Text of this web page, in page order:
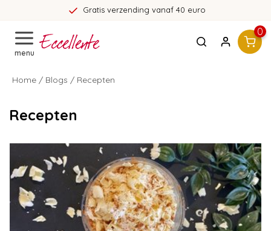
Gratis verzending vanaf 40 euro
menu
0
Home / Blogs / Recepten
Recepten